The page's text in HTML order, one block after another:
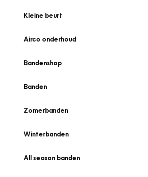
Kleine beurt
Airco onderhoud
Bandenshop
Banden
Zomerbanden
Winterbanden
All season banden